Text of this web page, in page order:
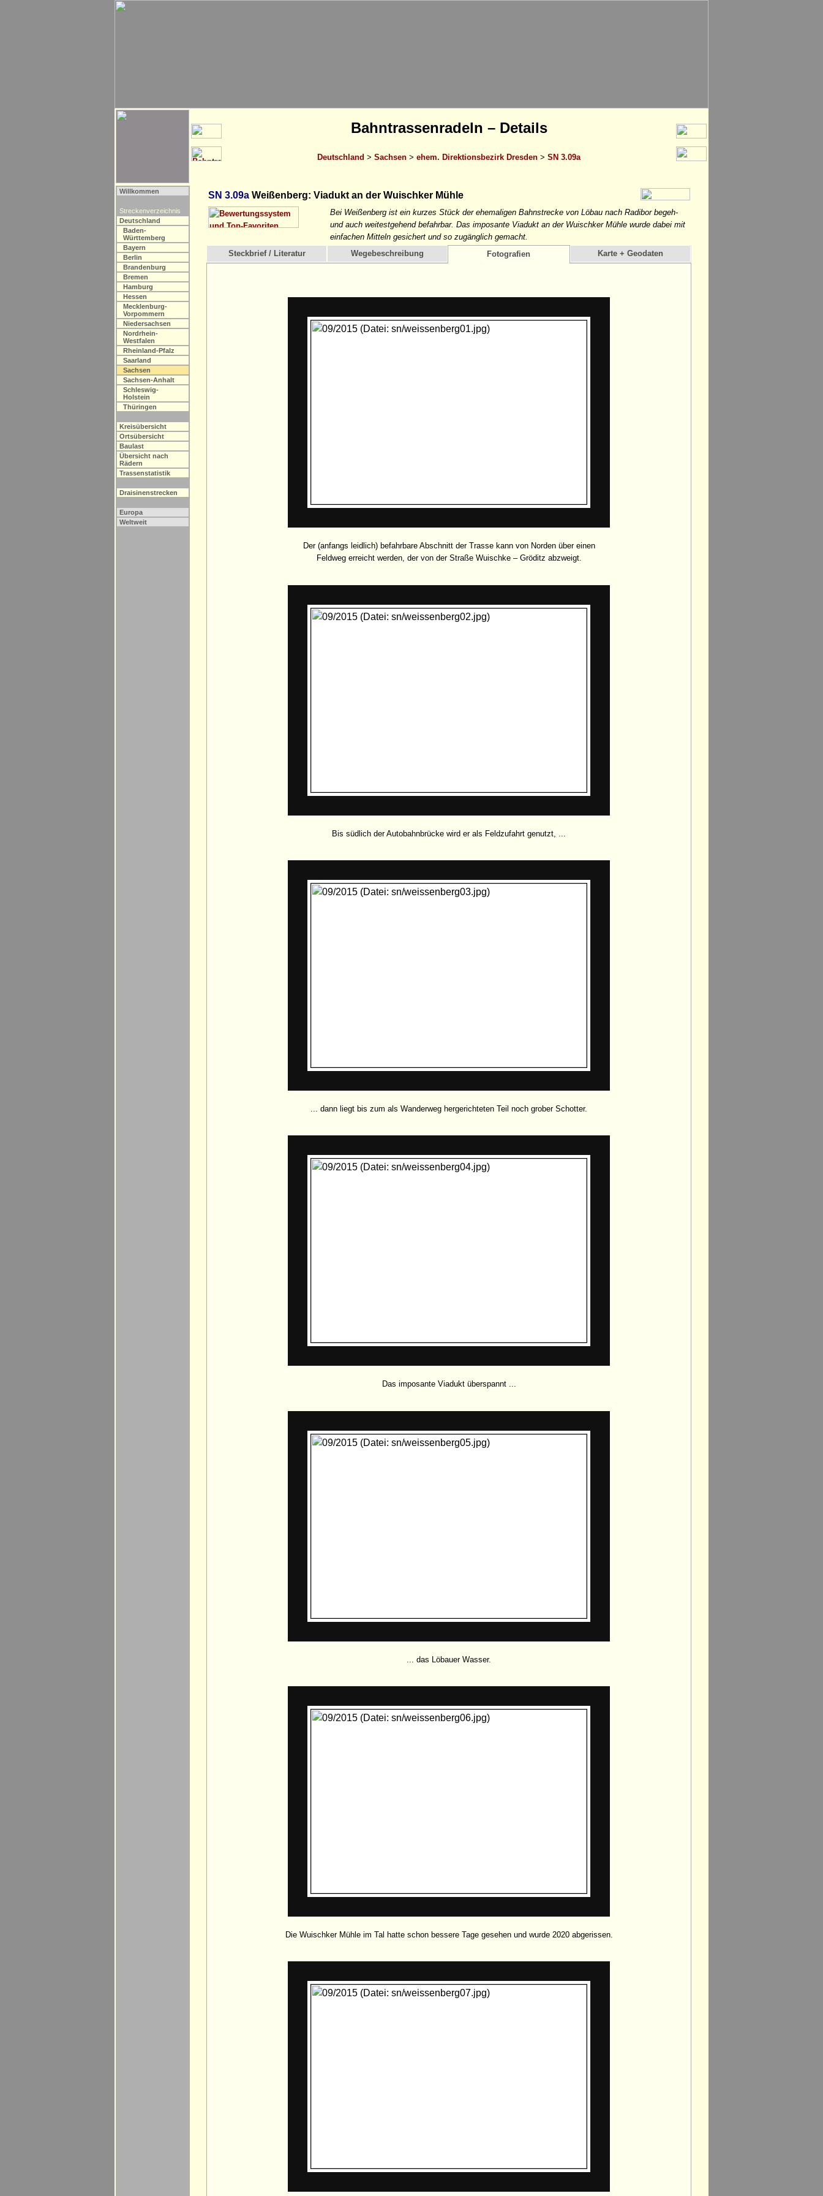
Bahntrassenradeln – Details
Deutschland > Sachsen > ehem. Direktionsbezirk Dresden > SN 3.09a
Willkommen
Streckenverzeichnis
Deutschland
Baden-
Württemberg
Bayern
Berlin
Brandenburg
Bremen
Hamburg
Hessen
Mecklenburg-
Vorpommern
Niedersachsen
Nordrhein-
Westfalen
Rheinland-Pfalz
Saarland
Sachsen
Sachsen-Anhalt
Schleswig-
Holstein
Thüringen
Kreisübersicht
Ortsübersicht
Baulast
Übersicht nach
Rädern
Trassenstatistik
Draisinenstrecken
Europa
Weltweit
SN 3.09a Weißenberg: Viadukt an der Wuischker Mühle
Bei Weißenberg ist ein kurzes Stück der ehemaligen Bahnstrecke von Löbau nach Radibor begeh-
und auch weitestgehend befahrbar. Das imposante Viadukt an der Wuischker Mühle wurde dabei mit
einfachen Mitteln gesichert und so zugänglich gemacht.
Steckbrief / Literatur
Wegebeschreibung Fotografien Karte + Geodaten
Der (anfangs leidlich) befahrbare Abschnitt der Trasse kann von Norden über einen
Feldweg erreicht werden, der von der Straße Wuischke – Gröditz abzweigt.
Bis südlich der Autobahnbrücke wird er als Feldzufahrt genutzt, ...
... dann liegt bis zum als Wanderweg hergerichteten Teil noch grober Schotter.
Das imposante Viadukt überspannt ...
... das Löbauer Wasser.
Die Wuischker Mühle im Tal hatte schon bessere Tage gesehen und wurde 2020 abgerissen.